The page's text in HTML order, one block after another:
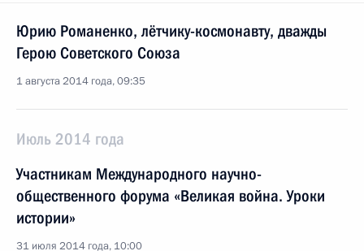
Юрию Романенко, лётчику-космонавту, дважды
Герою Советского Союза
1 августа 2014 года, 09:35
Июль 2014 года
Участникам Международного научно-
общественного форума «Великая война. Уроки
истории»
31 июля 2014 года, 10:00